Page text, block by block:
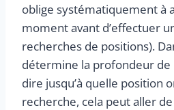
oblige systématiquement à
moment avant d’effectuer
recherches de positions).
détermine la profondeur de
dire jusqu’à quelle position
recherche, cela peut aller